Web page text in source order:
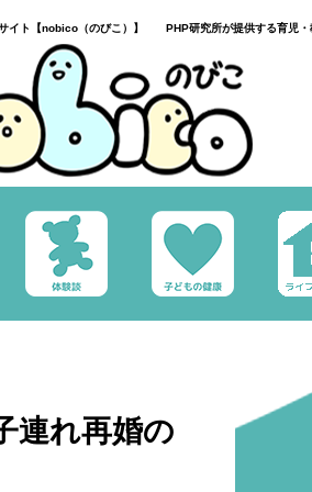
サイト【nobico（のびこ）】 PHP研究所が提供する育児・
連れ再婚の